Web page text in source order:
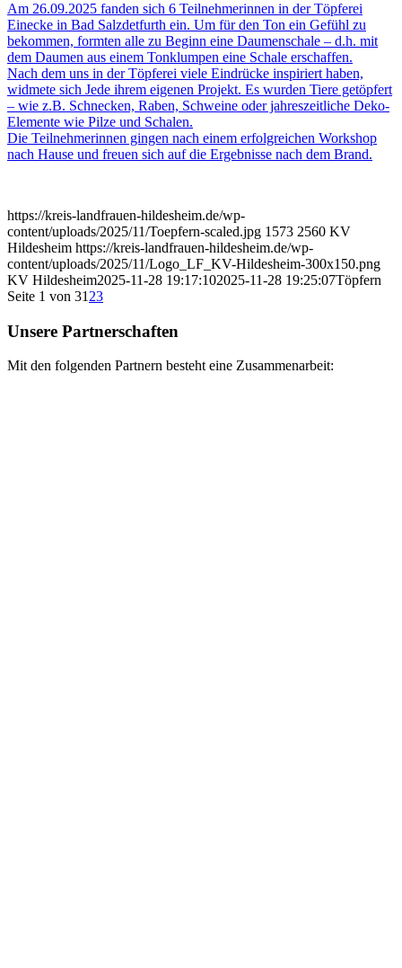
Am 26.09.2025 fanden sich 6 Teilnehmerinnen in der Töpferei
Einecke in Bad Salzdetfurth ein. Um für den Ton ein Gefühl zu
bekommen, formten alle zu Beginn eine Daumenschale – d.h. mit
dem Daumen aus einem Tonklumpen eine Schale erschaffen.
Nach dem uns in der Töpferei viele Eindrücke inspiriert haben,
widmete sich Jede ihrem eigenen Projekt. Es wurden Tiere getöpfert
– wie z.B. Schnecken, Raben, Schweine oder jahreszeitliche Deko-
Elemente wie Pilze und Schalen.
Die Teilnehmerinnen gingen nach einem erfolgreichen Workshop
nach Hause und freuen sich auf die Ergebnisse nach dem Brand.
https://kreis-landfrauen-hildesheim.de/wp-
content/uploads/2025/11/Toepfern-scaled.jpg 1573 2560 KV
Hildesheim https://kreis-landfrauen-hildesheim.de/wp-
content/uploads/2025/11/Logo_LF_KV-Hildesheim-300x150.png
KV Hildesheim2025-11-28 19:17:102025-11-28 19:25:07Töpfern
Seite 1 von 31 23
Unsere Partnerschaften
Mit den folgenden Partnern besteht eine Zusammenarbeit: